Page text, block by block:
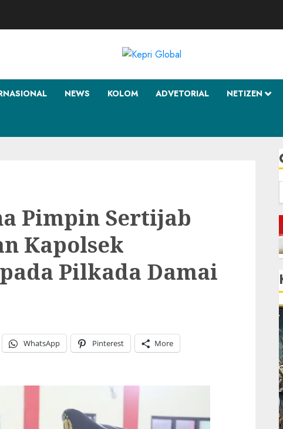
NEWS KOLOM ADVETORIAL NETIZEN
Pimpin Sertijab
Kapolsek
Pilkada Damai
WhatsApp Pinterest More